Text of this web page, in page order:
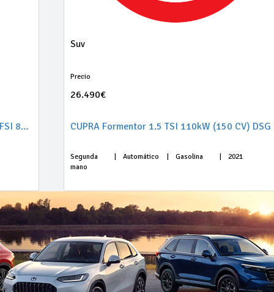
Audi A1 Sportback Adrenalin Black ed 30TFSI 81kW
Suv
Precio
26.490€
CUPRA Formentor 1.5 TSI 110kW (150 CV) DSG
Segunda
mano
Automático Gasolina 2021